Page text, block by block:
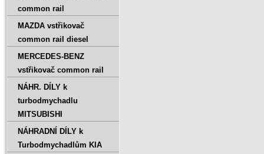
common rail
MAZDA vstřikovač
common rail diesel
MERCEDES-BENZ
vstřikovač common rail
NÁHR. DÍLY k
turbodmychadlu
MITSUBISHI
NÁHRADNÍ DÍLY k
Turbodmychadlům KIA